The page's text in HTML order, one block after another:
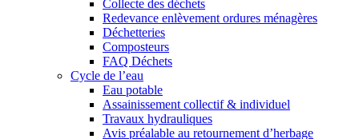
Collecte des déchets
Redevance enlèvement ordures ménagères
Déchetteries
Composteurs
FAQ Déchets
Cycle de l’eau
Eau potable
Assainissement collectif & individuel
Travaux hydrauliques
Avis préalable au retournement d’herbage